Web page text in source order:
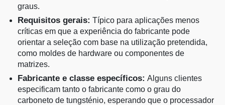
graus.
Requisitos gerais: Típico para aplicações menos
críticas em que a experiência do fabricante pode
orientar a seleção com base na utilização pretendida,
como moldes de hardware ou componentes de
matrizes.
Fabricante e classe específicos: Alguns clientes
especificam tanto o fabricante como o grau do
carboneto de tungsténio, esperando que o processador